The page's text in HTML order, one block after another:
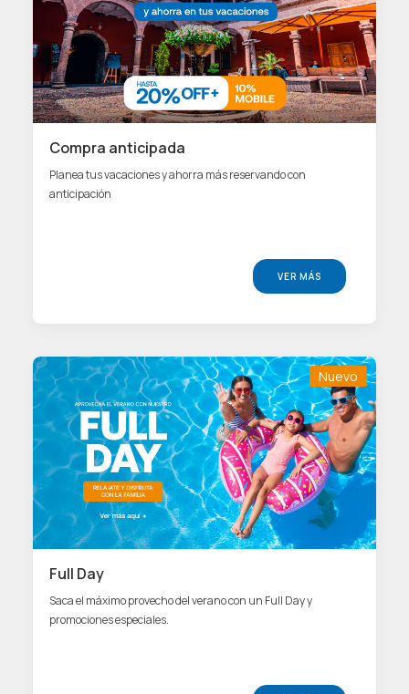
Compra anticipada
Planea tus vacaciones y ahorra más reservando con
anticipación
VER MÁS
Nuevo
Full Day
Saca el máximo provecho del verano con un Full Day y
promociones especiales.